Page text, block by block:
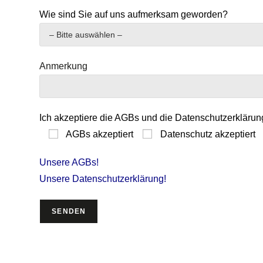
Wie sind Sie auf uns aufmerksam geworden?
Anmerkung
Ich akzeptiere die AGBs und die
AGBs akzeptiert
Datenschutz akzeptiert
Unsere AGBs!
Unsere Datenschutzerklärung!